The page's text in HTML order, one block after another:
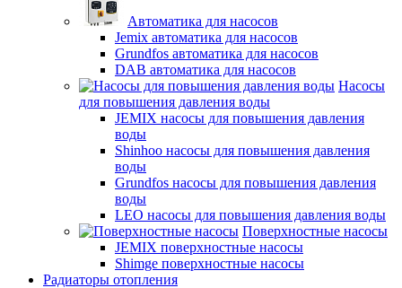
Автоматика для насосов
Jemix автоматика для насосов
Grundfos автоматика для насосов
DAB автоматика для насосов
Насосы
для повышения давления воды
JEMIX насосы для повышения давления
воды
Shinhoo насосы для повышения давления
воды
Grundfos насосы для повышения давления
воды
LEO насосы для повышения давления воды
Поверхностные насосы
JEMIX поверхностные насосы
Shimge поверхностные насосы
Радиаторы отопления